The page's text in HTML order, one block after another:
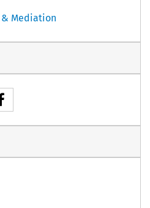
Mediation